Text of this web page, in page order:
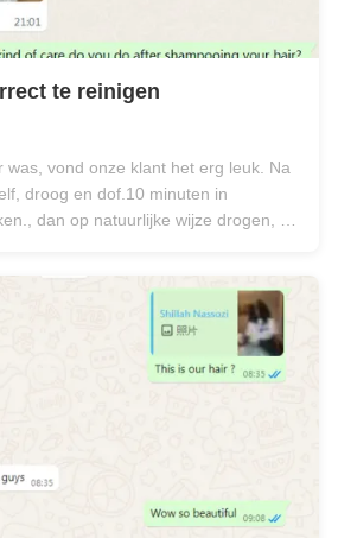
te reinigen
was, vond onze klant het erg leuk. Na
droog en dof.10 minuten in
dan op natuurlijke wijze drogen, en
het niet droog is en het haar